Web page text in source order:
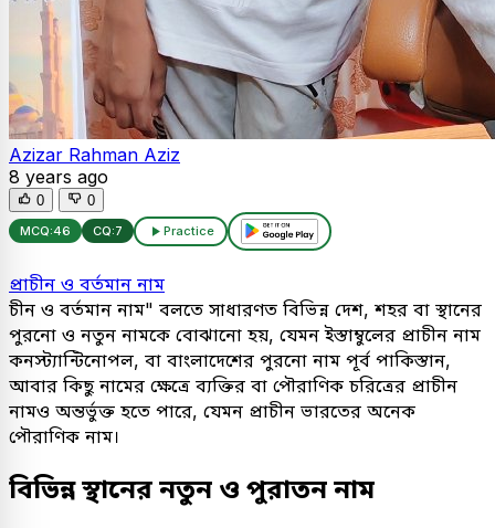
Azizar Rahman Aziz
8 years ago
0 0
MCQ:46 CQ:7 Practice
প্রাচীন ও বর্তমান নাম
চীন ও বর্তমান নাম" বলতে সাধারণত বিভিন্ন দেশ, শহর বা স্থানের
পুরনো ও নতুন নামকে বোঝানো হয়, যেমন ইস্তাম্বুলের প্রাচীন নাম
কনস্ট্যান্টিনোপল, বা বাংলাদেশের পুরনো নাম পূর্ব পাকিস্তান,
আবার কিছু নামের ক্ষেত্রে ব্যক্তির বা পৌরাণিক চরিত্রের প্রাচীন
নামও অন্তর্ভুক্ত হতে পারে, যেমন প্রাচীন ভারতের অনেক
পৌরাণিক নাম।
বিভিন্ন স্থানের নতুন ও পুরাতন নাম